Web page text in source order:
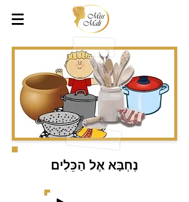
נֶחְבָּא אֶל הַכֵּלִים